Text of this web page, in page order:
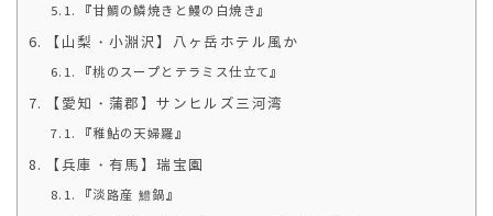
『甘鯛の鱗焼きと鰻の白焼き』
【山梨・小淵沢】八ヶ岳ホテル風か
『桃のスープとテラミス仕立て』
【愛知・蒲郡】サンヒルズ三河湾
『稚鮎の天婦羅』
【兵庫・有馬】瑞宝園
『淡路産 鱧鍋』